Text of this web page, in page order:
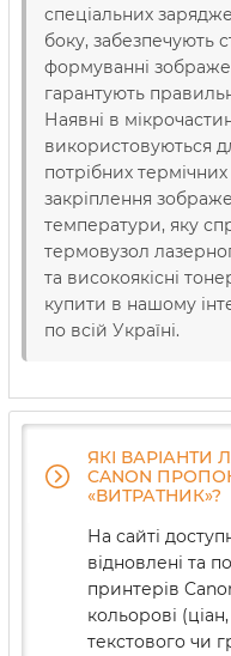
спеціальних
боку, забезпечують
формуванні
гарантують
Наявні в
використовуються
потрібних
закріплення
температури, яку
термовузол
та високоякісні
купити в нашому
по всій Україні.
ЯКІ ВАРІАНТИ
CANON
«ВИТРАТНИК»?
На сайті
відновлені та
принтерів
кольорові
текстового чи